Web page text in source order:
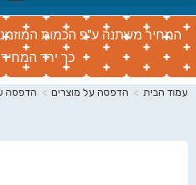
המחיר משתנה ע"פ הכמות
כך ירד
עמוד הבית > הדפסה על מוצרים > הדפסה